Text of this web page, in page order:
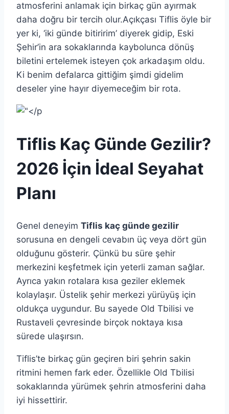
atmosferini anlamak için birkaç gün ayırmak
daha doğru bir tercih olur.Açıkçası Tiflis öyle bir
yer ki, ‘iki günde bitiririm’ diyerek gidip, Eski
Şehir’in ara sokaklarında kaybolunca dönüş
biletini ertelemek isteyen çok arkadaşım oldu.
Ki benim defalarca gittiğim şimdi gidelim
deseler yine hayır diyemeceğim bir rota.
Tiflis Kaç Günde Gezilir?
2026 İçin İdeal Seyahat
Planı
Genel deneyim Tiflis kaç günde gezilir
sorusuna en dengeli cevabın üç veya dört gün
olduğunu gösterir. Çünkü bu süre şehir
merkezini keşfetmek için yeterli zaman sağlar.
Ayrıca yakın rotalara kısa geziler eklemek
kolaylaşır. Üstelik şehir merkezi yürüyüş için
oldukça uygundur. Bu sayede Old Tbilisi ve
Rustaveli çevresinde birçok noktaya kısa
sürede ulaşırsın.
Tiflis’te birkaç gün geçiren biri şehrin sakin
ritmini hemen fark eder. Özellikle Old Tbilisi
sokaklarında yürümek şehrin atmosferini daha
iyi hissettirir.